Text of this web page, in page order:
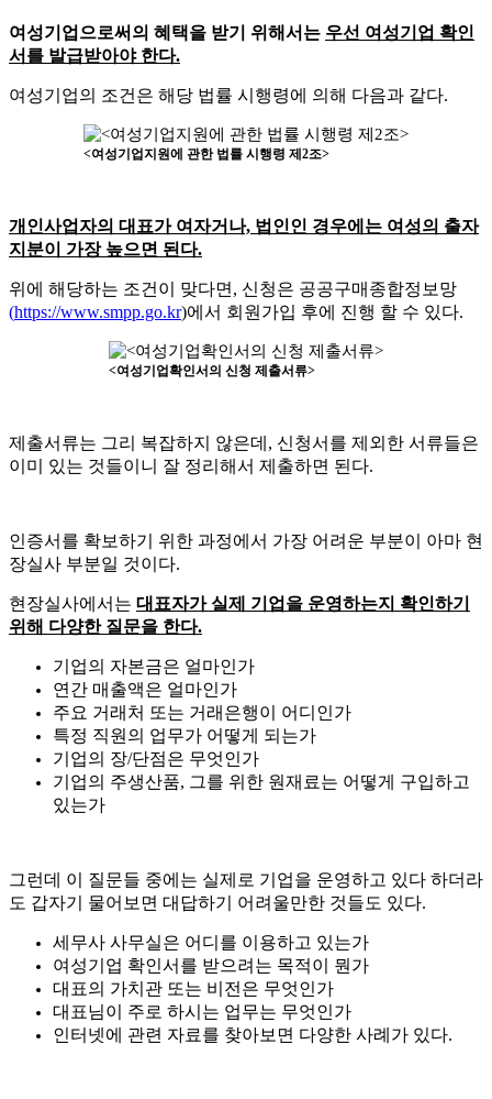
여성기업으로써의 혜택을 받기 위해서는 우선 여성기업 확인
서를 발급받아야 한다.
여성기업의 조건은 해당 법률 시행령에 의해 다음과 같다.
<여성기업지원에 관한 법률 시행령 제2조>
개인사업자의 대표가 여자거나, 법인인 경우에는 여성의 출자
지분이 가장 높으면 된다.
위에 해당하는 조건이 맞다면, 신청은 공공구매종합정보망
(https://www.smpp.go.kr)에서 회원가입 후에 진행 할 수 있다.
<여성기업확인서의 신청 제출서류>
제출서류는 그리 복잡하지 않은데, 신청서를 제외한 서류들은
이미 있는 것들이니 잘 정리해서 제출하면 된다.
인증서를 확보하기 위한 과정에서 가장 어려운 부분이 아마 현
장실사 부분일 것이다.
현장실사에서는 대표자가 실제 기업을 운영하는지 확인하기
위해 다양한 질문을 한다.
기업의 자본금은 얼마인가
연간 매출액은 얼마인가
주요 거래처 또는 거래은행이 어디인가
특정 직원의 업무가 어떻게 되는가
기업의 장/단점은 무엇인가
기업의 주생산품, 그를 위한 원재료는 어떻게 구입하고
있는가
그런데 이 질문들 중에는 실제로 기업을 운영하고 있다 하더라
도 갑자기 물어보면 대답하기 어려울만한 것들도 있다.
세무사 사무실은 어디를 이용하고 있는가
여성기업 확인서를 받으려는 목적이 뭔가
대표의 가치관 또는 비전은 무엇인가
대표님이 주로 하시는 업무는 무엇인가
인터넷에 관련 자료를 찾아보면 다양한 사례가 있다.